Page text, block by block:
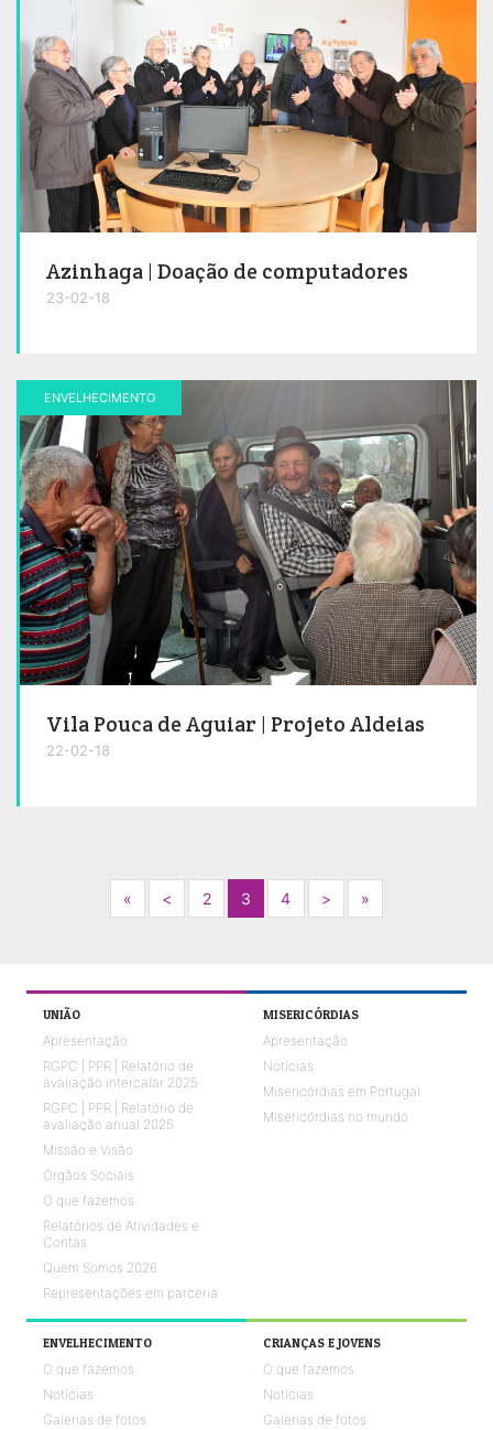
Azinhaga | Doação de computadores
23-02-18
ENVELHECIMENTO
Vila Pouca de Aguiar | Projeto Aldeias
22-02-18
«Next< Previous
2 3 4 >Next»
UNIÃO
Apresentação
RGPC | PPR | Relatório de
avaliação intercalar 2025
RGPC | PPR | Relatório de
avaliação anual 2025
Missão e Visão
Órgãos Sociais
O que fazemos
Relatórios de Atividades e
Contas
Quem Somos 2026
Representações em parceria
MISERICÓRDIAS
Apresentação
Notícias
Misericórdias em Portugal
Misericórdias no mundo
ENVELHECIMENTO
O que fazemos
Notícias
Galerias de fotos
CRIANÇAS E JOVENS
O que fazemos
Notícias
Galerias de fotos